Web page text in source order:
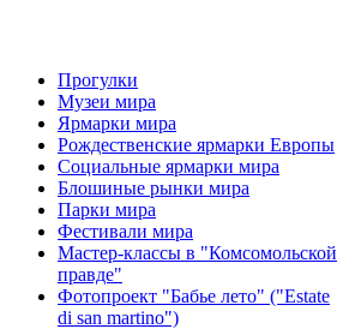
Прогулки
Музеи мира
Ярмарки мира
Рождественские ярмарки Европы
Социальные ярмарки мира
Блошиные рынки мира
Парки мира
Фестивали мира
Мастер-классы в "Комсомольской
правде"
Фотопроект "Бабье лето" ("Еstate
di san martino")